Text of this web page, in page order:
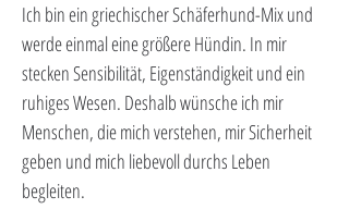
Ich bin ein griechischer Schäferhund-Mix und
werde einmal eine größere Hündin. In mir
stecken Sensibilität, Eigenständigkeit und ein
ruhiges Wesen. Deshalb wünsche ich mir
Menschen, die mich verstehen, mir Sicherheit
geben und mich liebevoll durchs Leben
begleiten.